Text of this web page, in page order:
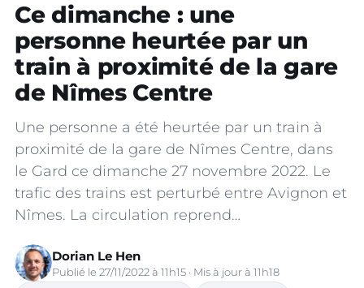
Ce dimanche : une
personne heurtée par un
train à proximité de la gare
de Nîmes Centre
Une personne a été heurtée par un train à
proximité de la gare de Nîmes Centre, dans
le Gard ce dimanche 27 novembre 2022. Le
trafic des trains est perturbé entre Avignon et
Nîmes. La circulation reprend…
Dorian Le Hen
Publié le 27/11/2022 à 11h15 · Mis à jour à 11h18